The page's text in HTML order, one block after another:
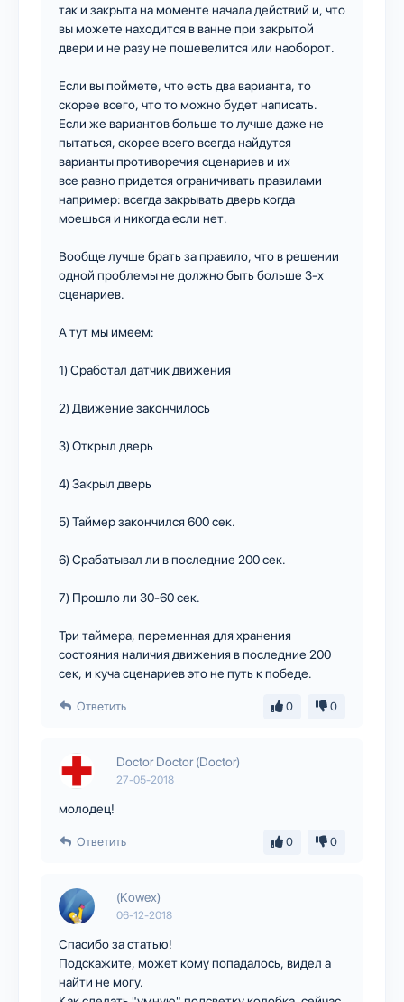
так и закрыта на моменте начала действий и, что
вы можете находится в ванне при закрытой
двери и не разу не пошевелится или наоборот.
Если вы поймете, что есть два варианта, то
скорее всего, что то можно будет написать.
Если же вариантов больше то лучше даже не
пытаться, скорее всего всегда найдутся
варианты противоречия сценариев и их
все равно придется ограничивать правилами
например: всегда закрывать дверь когда
моешься и никогда если нет.
Вообще лучше брать за правило, что в решении
одной проблемы не должно быть больше 3-х
сценариев.
А тут мы имеем:
1) Сработал датчик движения
2) Движение закончилось
3) Открыл дверь
4) Закрыл дверь
5) Таймер закончился 600 сек.
6) Срабатывал ли в последние 200 сек.
7) Прошло ли 30-60 сек.
Три таймера, переменная для хранения
состояния наличия движения в последние 200
сек, и куча сценариев это не путь к победе.
Ответить 0 0
Doctor Doctor (Doctor)
27-05-2018
молодец!
Ответить 0 0
(Kowex)
06-12-2018
Спасибо за статью!
Подскажите, может кому попадалось, видел а
найти не могу.